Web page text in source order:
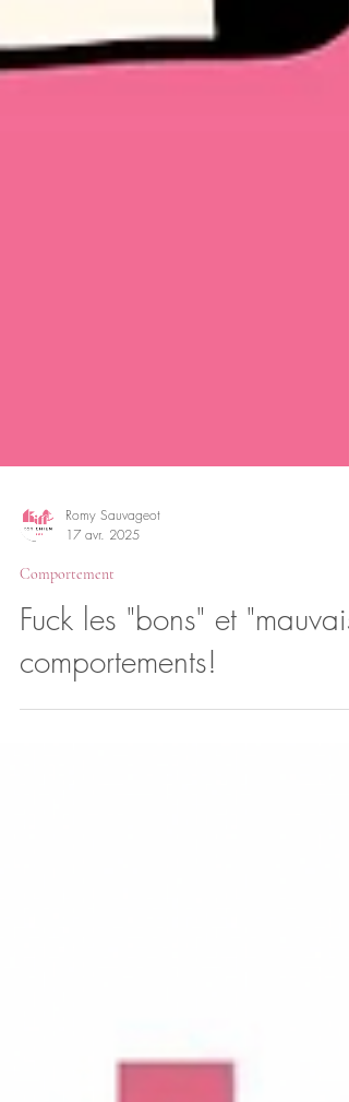
Romy Sauvageot
17 avr. 2025
Comportement
Fuck les "bons" et "mauvais"